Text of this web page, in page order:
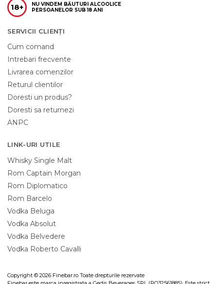
18+
NU VINDEM BĂUTURI ALCOOLICE
PERSOANELOR SUB 18 ANI
SERVICII CLIENȚI
Cum comand
Intrebari frecvente
Livrarea comenzilor
Returul clientilor
Doresti un produs?
Doresti sa returnezi
ANPC
LINK-URI UTILE
Whisky Single Malt
Rom Captain Morgan
Rom Diplomatico
Rom Barcelo
Vodka Beluga
Vodka Absolut
Vodka Belvedere
Vodka Roberto Cavalli
Copyright © 2026 Finebar.ro Toate drepturile rezervate